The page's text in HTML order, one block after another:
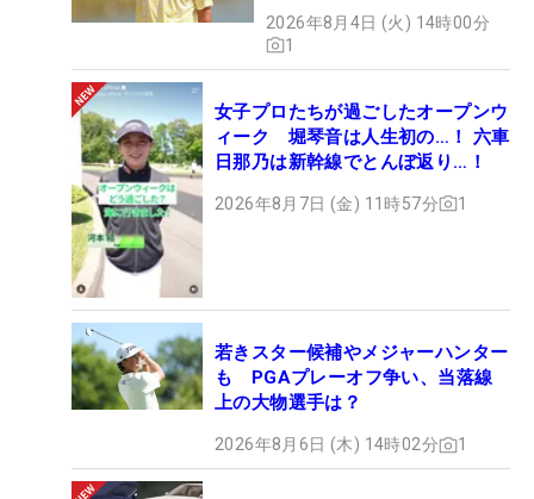
2026年8月4日 (火) 14時00分
1
女子プロたちが過ごしたオープンウ
ィーク 堀琴音は人生初の…！ 六車
日那乃は新幹線でとんぼ返り…！
2026年8月7日 (金) 11時57分 1
若きスター候補やメジャーハンター
も PGAプレーオフ争い、当落線
上の大物選手は？
2026年8月6日 (木) 14時02分 1